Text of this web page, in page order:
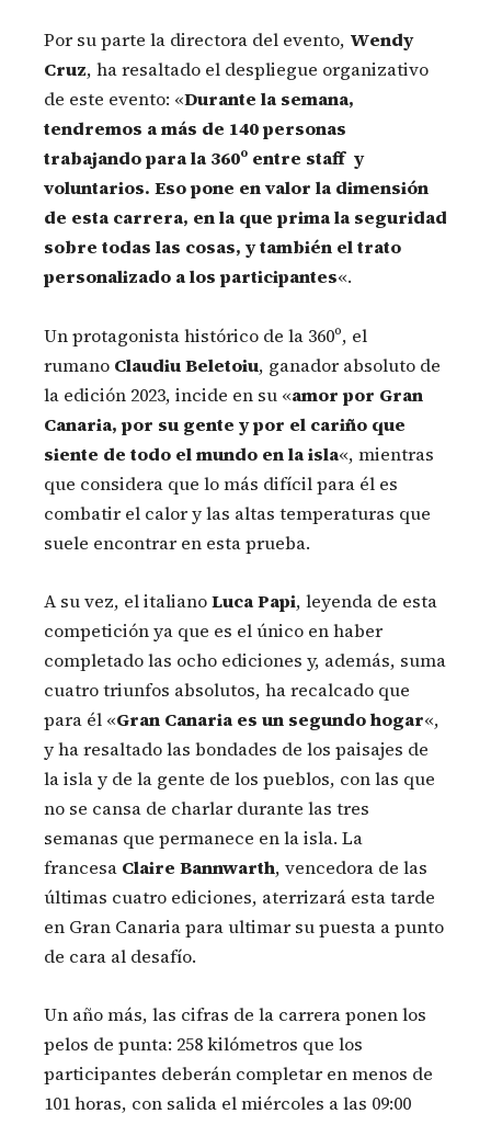
Por su parte la directora del evento, Wendy
Cruz, ha resaltado el despliegue organizativo
de este evento: «Durante la semana,
tendremos a más de 140 personas
trabajando para la 360º entre staff y
voluntarios. Eso pone en valor la dimensión
de esta carrera, en la que prima la seguridad
sobre todas las cosas, y también el trato
personalizado a los participantes«.
Un protagonista histórico de la 360º, el
rumano Claudiu Beletoiu, ganador absoluto de
la edición 2023, incide en su «amor por Gran
Canaria, por su gente y por el cariño que
siente de todo el mundo en la isla«, mientras
que considera que lo más difícil para él es
combatir el calor y las altas temperaturas que
suele encontrar en esta prueba.
A su vez, el italianoLuca Papi, leyenda de esta
competición ya que es el único en haber
completado las ocho ediciones y, además, suma
cuatro triunfos absolutos, ha recalcado que
para él «Gran Canaria es un segundo hogar«,
y ha resaltado las bondades de los paisajes de
la isla y de la gente de los pueblos, con las que
no se cansa de charlar durante las tres
semanas que permanece en la isla. La
francesa Claire Bannwarth, vencedora de las
últimas cuatro ediciones, aterrizará esta tarde
en Gran Canaria para ultimar su puesta a punto
de cara al desafío.
Un año más, las cifras de la carrera ponen los
pelos de punta: 258 kilómetros que los
participantes deberán completar en menos de
101 horas, con salida el miércoles a las 09:00